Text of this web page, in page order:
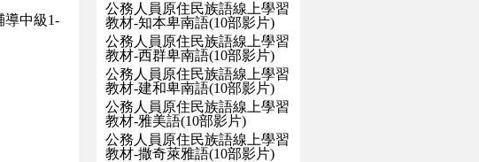
導中級1-
公務人員原住民族語線上學習
教材-知本卑南語(10部影片)
公務人員原住民族語線上學習
教材-西群卑南語(10部影片)
公務人員原住民族語線上學習
教材-建和卑南語(10部影片)
公務人員原住民族語線上學習
教材-雅美語(10部影片)
公務人員原住民族語線上學習
教材-撒奇萊雅語(10部影片)